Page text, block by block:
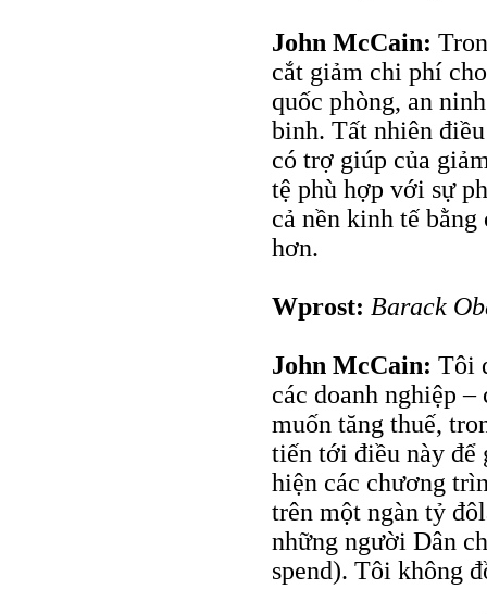
John McCain:
cắt giảm chi phí
quốc phòng, an
binh. Tất nhiên
có trợ giúp của
tệ phù hợp với sự
cả nền kinh tế
hơn.
Wprost: Barack
John McCain: Tôi
các doanh nghiệp
muốn tăng thuế,
tiến tới điều này để
hiện các chương
trên một ngàn tỷ
những người Dân
spend). Tôi không